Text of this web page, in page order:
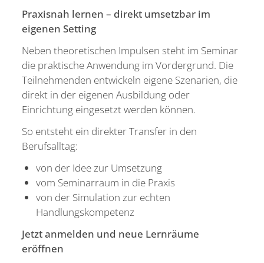
Praxisnah lernen – direkt umsetzbar im
eigenen Setting
Neben theoretischen Impulsen steht im Seminar
die praktische Anwendung im Vordergrund. Die
Teilnehmenden entwickeln eigene Szenarien, die
direkt in der eigenen Ausbildung oder
Einrichtung eingesetzt werden können.
So entsteht ein direkter Transfer in den
Berufsalltag:
von der Idee zur Umsetzung
vom Seminarraum in die Praxis
von der Simulation zur echten
Handlungskompetenz
Jetzt anmelden und neue Lernräume
eröffnen